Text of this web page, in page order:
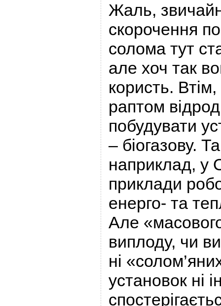
Жаль,
скорочення
солома тут
але хоч так
користь.
раптом
побудувати
– біогазову.
наприклад, у
приклади
енерго- та
Але
виплоду, чи
ні
установок ні